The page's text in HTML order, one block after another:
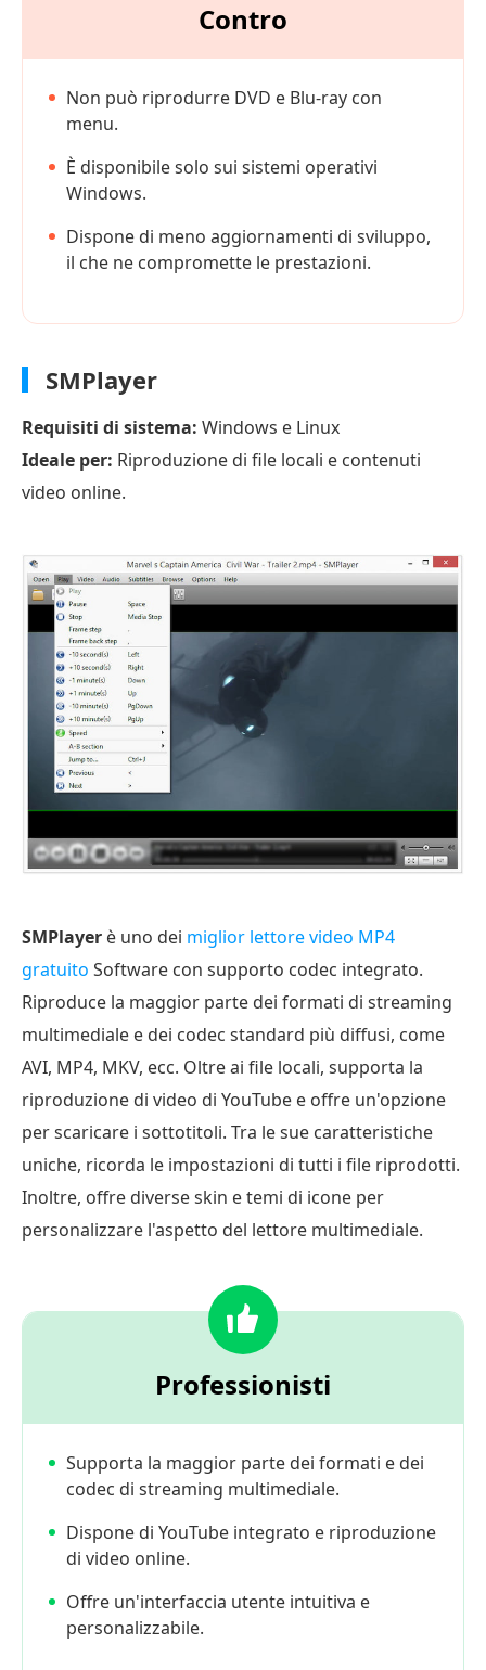
Contro
Non può riprodurre DVD e Blu-ray con
menu.
È disponibile solo sui sistemi operativi
Windows.
Dispone di meno aggiornamenti di sviluppo,
il che ne compromette le prestazioni.
SMPlayer
Requisiti di sistema: Windows e Linux
Ideale per: Riproduzione di file locali e contenuti
video online.
SMPlayer è uno dei miglior lettore video MP4
gratuito Software con supporto codec integrato.
Riproduce la maggior parte dei formati di streaming
multimediale e dei codec standard più diffusi, come
AVI, MP4, MKV, ecc. Oltre ai file locali, supporta la
riproduzione di video di YouTube e offre un'opzione
per scaricare i sottotitoli. Tra le sue caratteristiche
uniche, ricorda le impostazioni di tutti i file riprodotti.
Inoltre, offre diverse skin e temi di icone per
personalizzare l'aspetto del lettore multimediale.
Professionisti
Supporta la maggior parte dei formati e dei
codec di streaming multimediale.
Dispone di YouTube integrato e riproduzione
di video online.
Offre un'interfaccia utente intuitiva e
personalizzabile.